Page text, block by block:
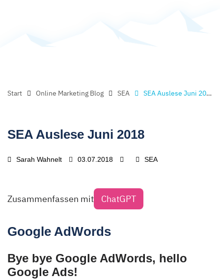
Start Online Marketing Blog SEA SEA Auslese Juni 2018
SEA Auslese Juni 2018
Sarah Wahnelt 03.07.2018 SEA
Zusammenfassen mit ChatGPT
Google AdWords
Bye bye Google AdWords, hello
Google Ads!